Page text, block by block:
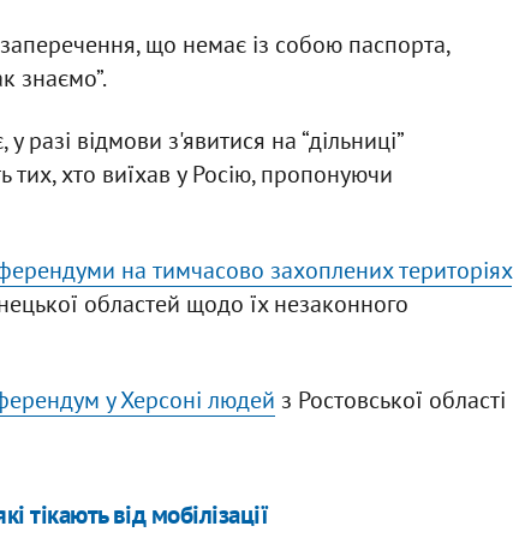
що немає із собою паспорта,
знаємо”.
відмови з'явитися на “дільниці”
тих, хто виїхав у Росію, пропонуючи
на тимчасово захоплених територіях
областей щодо їх незаконного
у Херсоні людей з Ростовської області
тікають від мобілізації